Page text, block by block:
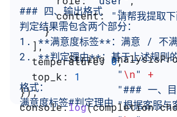
### 四、输出格式
判定结果需包含两个部分：
1. **满意度标签**：满意 / 不
2. **判定理由**：基于上述规则
格式：
满意度标签#判定理由
"
"
        String
                "
\n"
+
"### 一、
"根据客服与客
      content:
"请帮我提取
    }
  ],
  temperature:
0,
  top_k:
1
});
console.log(completion.